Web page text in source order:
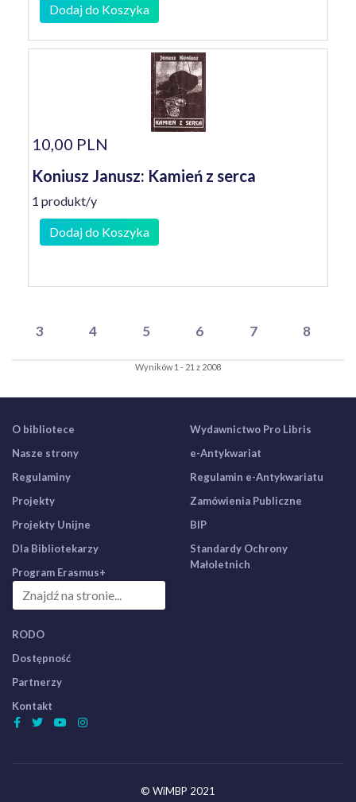
Dodaj do Koszyka
10,00 PLN
Koniusz Janusz: Kamień z serca
1 produkt/y
Dodaj do Koszyka
3 4 5 6 7 8
Wyników 1 - 21 z 2008
O bibliotece
Nasze strony
Regulaminy
Projekty
Projekty Unijne
Dla Bibliotekarzy
Program Erasmus+
Wydawnictwo Pro Libris
e-Antykwariat
Regulamin e-Antykwariatu
Zamówienia Publiczne
BIP
Standardy Ochrony
Małoletnich
RODO
Dostępność
Partnerzy
Kontakt
© WiMBP 2021